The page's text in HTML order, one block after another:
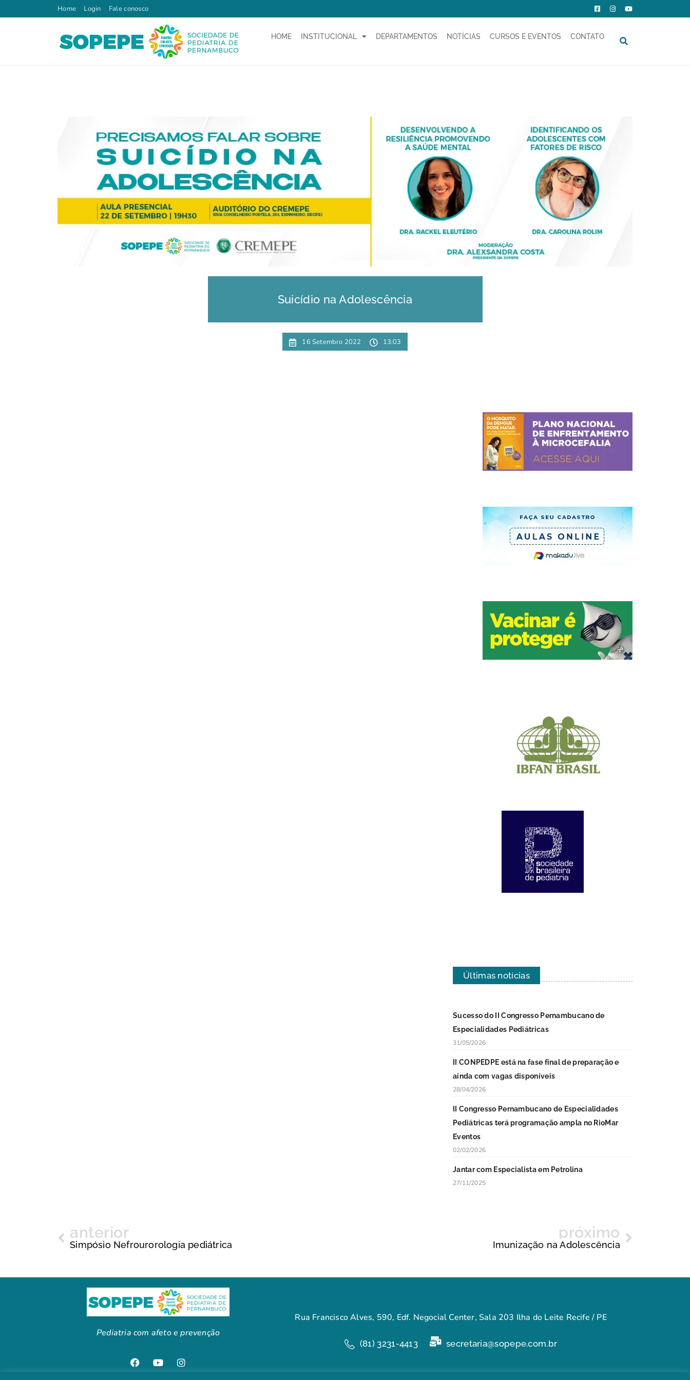
Home Login Fale conosco
HOME INSTITUCIONAL DEPARTAMENTOS NOTÍCIAS CURSOS E EVENTOS CONTATO
Suicídio na Adolescência
16 Setembro 2022 13:03
Últimas notícias
Sucesso do II Congresso Pernambucano de
Especialidades Pediátricas
31/05/2026
II CONPEDPE está na fase final de preparação e
ainda com vagas disponíveis
28/04/2026
II Congresso Pernambucano de Especialidades
Pediátricas terá programação ampla no RioMar
Eventos
02/02/2026
Jantar com Especialista em Petrolina
27/11/2025
anterior
Simpósio Nefrourorologia pediátrica
próximo
Imunização na Adolescência
Pediatria com afeto e prevenção
Rua Francisco Alves, 590, Edf. Negocial Center, Sala 203 Ilha do Leite Recife / PE
(81) 3231-4413 secretaria@sopepe.com.br